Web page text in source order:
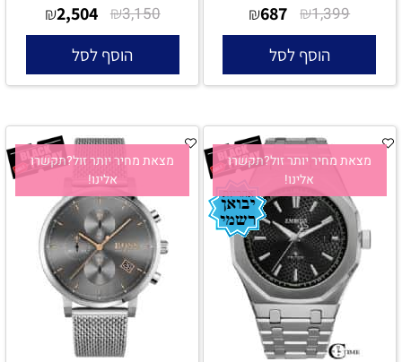
₪1,399
₪687
הוסף לסל
₪3,150
₪2,504
הוסף לסל
מצאת מחיר יותר זול?תקשרו
אלינו!
מצאת מחיר יותר זול?תקשרו
אלינו!